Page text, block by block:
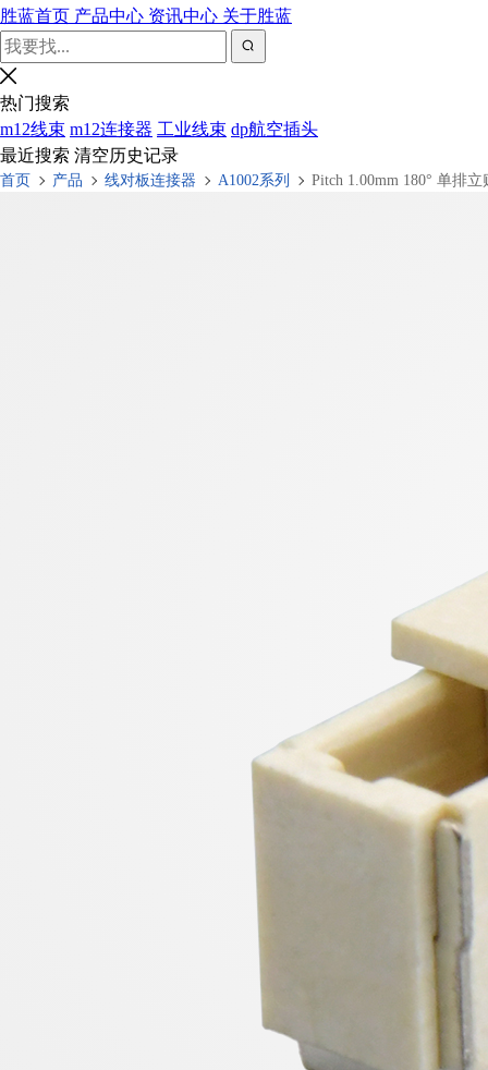
胜蓝首页 产品中心 资讯中心 关于胜蓝
热门搜索
m12线束 m12连接器 工业线束 dp航空插头
最近搜索 清空历史记录
首页 产品 线对板连接器 A1002系列 Pitch 1.00mm 180° 单排